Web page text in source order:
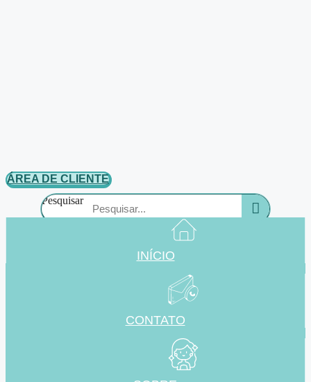
ÁREA DE CLIENTE
Pesquisar
INÍCIO
CONTATO